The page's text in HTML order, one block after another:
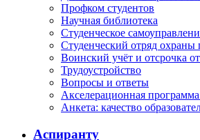
Профком студентов
Научная библиотека
Студенческое
Студенческий отряд охраны
Воинский учёт и отсрочка
Трудоустройство
Вопросы и ответы
Акселерационная
Анкета: качество
Аспиранту